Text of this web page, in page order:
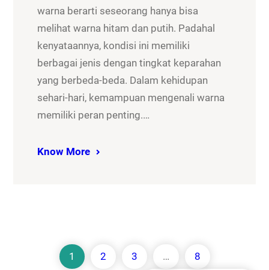
warna berarti seseorang hanya bisa
melihat warna hitam dan putih. Padahal
kenyataannya, kondisi ini memiliki
berbagai jenis dengan tingkat keparahan
yang berbeda-beda. Dalam kehidupan
sehari-hari, kemampuan mengenali warna
memiliki peran penting.…
Know More
1 2 3 … 8